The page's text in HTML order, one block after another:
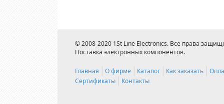
© 2008-2020 1St Line Electronics. Все права
Поставка электронных компонентов.
Главная О фирме Каталог Как заказать
Сертификаты
Контакты